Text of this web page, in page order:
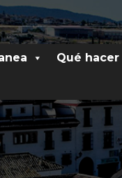
Qué hacer